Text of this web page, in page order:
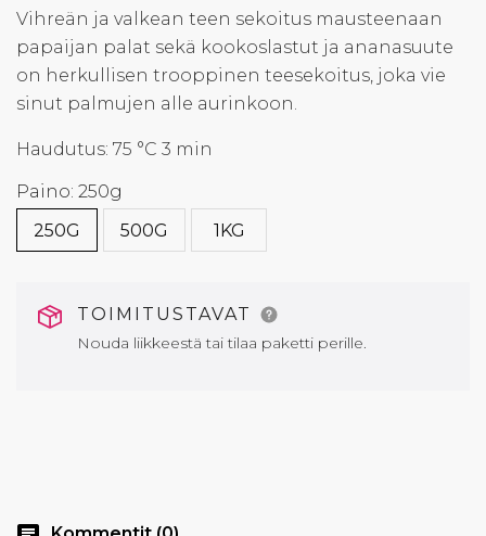
Vihreän ja valkean teen sekoitus mausteenaan
papaijan palat sekä kookoslastut ja ananasuute
on herkullisen trooppinen teesekoitus, joka vie
sinut palmujen alle aurinkoon.
Haudutus: 75 °C 3 min
Paino: 250g
250G
500G 1KG
TOIMITUSTAVAT
Nouda liikkeestä tai tilaa paketti perille.